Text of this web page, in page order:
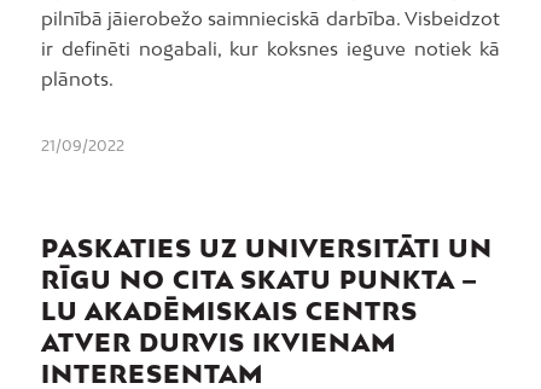
pilnībā jāierobežo saimnieciskā darbība. Visbeidzot
ir definēti nogabali, kur koksnes ieguve notiek kā
plānots.
21/09/2022
PASKATIES UZ UNIVERSITĀTI UN
RĪGU NO CITA SKATU PUNKTA –
LU AKADĒMISKAIS CENTRS
ATVER DURVIS IKVIENAM
INTERESENTAM